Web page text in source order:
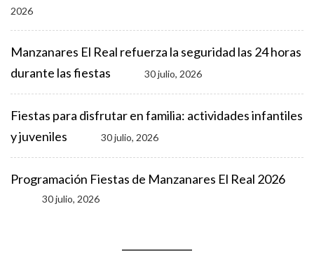
2026
Manzanares El Real refuerza la seguridad las 24 horas
durante las fiestas
30 julio, 2026
Fiestas para disfrutar en familia: actividades infantiles
y juveniles
30 julio, 2026
Programación Fiestas de Manzanares El Real 2026
30 julio, 2026